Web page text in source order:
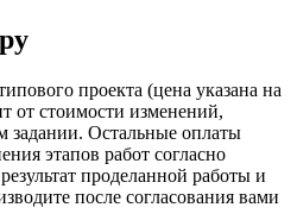
проекта (цена указана на
от стоимости изменений,
задании. Остальные оплаты
этапов работ согласно
проделанной работы и
после согласования вами